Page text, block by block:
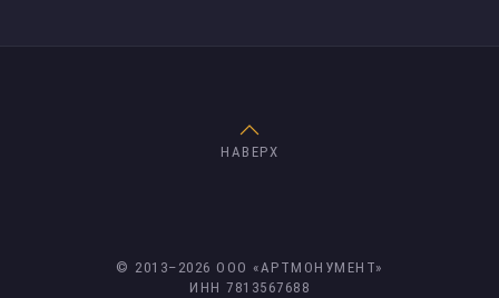
НАВЕРХ
© 2013– 2026 ООО «АРТМОНУМЕНТ»
ИНН 7813567688